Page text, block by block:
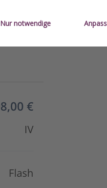
Nur notwendige